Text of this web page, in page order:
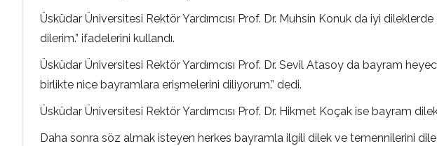
Üsküdar Üniversitesi Rektör Yardımcısı Prof. Dr. Muhsin Konuk da iyi
dilerim.” ifadelerini kullandı.
Üsküdar Üniversitesi Rektör Yardımcısı Prof. Dr. Sevil Atasoy da bayram
birlikte nice bayramlara erişmelerini diliyorum.” dedi.
Üsküdar Üniversitesi Rektör Yardımcısı Prof. Dr. Hikmet Koçak ise bayram
Daha sonra söz almak isteyen herkes bayramla ilgili dilek ve temennilerini